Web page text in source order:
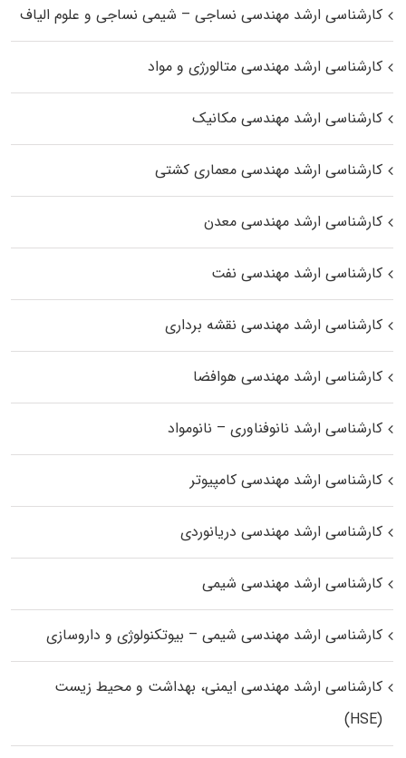
کارشناسی ارشد مهندسی نساجی – شیمی نساجی و علوم الیاف
کارشناسی ارشد مهندسی متالورژی و مواد
کارشناسی ارشد مهندسی مکانیک
کارشناسی ارشد مهندسی معماری کشتی
کارشناسی ارشد مهندسی معدن
کارشناسی ارشد مهندسی نفت
کارشناسی ارشد مهندسی نقشه برداری
کارشناسی ارشد مهندسی هوافضا
کارشناسی ارشد نانوفناوری – نانومواد
کارشناسی ارشد مهندسی کامپیوتر
کارشناسی ارشد مهندسی دریانوردی
کارشناسی ارشد مهندسی شیمی
کارشناسی ارشد مهندسی شیمی – بیوتکنولوژی و داروسازی
کارشناسی ارشد مهندسی ایمنی، بهداشت و محیط زیست
(HSE)